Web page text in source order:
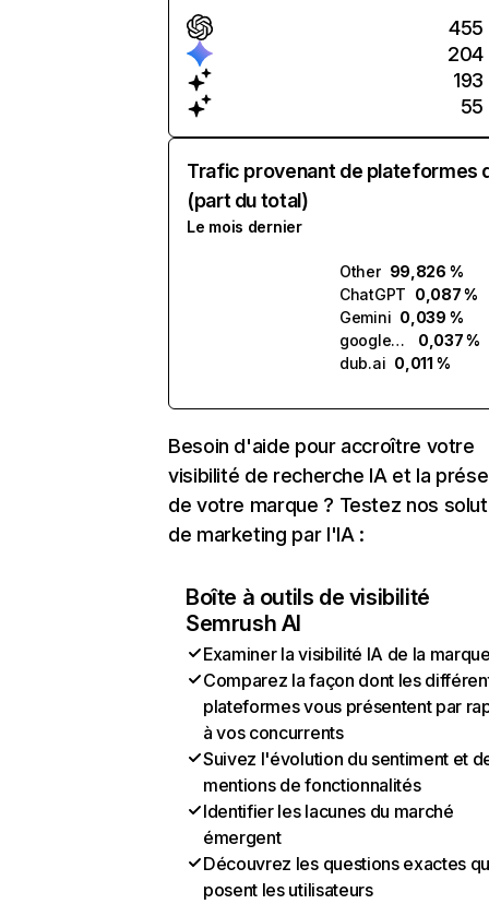
455
204
193
55
Trafic provenant de plateformes
(part du total)
Le mois dernier
Other 99,826 %
ChatGPT 0,087 %
Gemini 0,039 %
google.com.ai
0,037 %
dub.ai 0,011 %
Besoin d'aide pour accroître votre
visibilité de recherche IA et la
de votre marque ? Testez nos
de marketing par l'IA :
Boîte à outils de visibilité
Semrush AI
Examiner la visibilité IA de la
Comparez la façon dont les
plateformes vous présentent par
à vos concurrents
Suivez l'évolution du sentiment et
mentions de fonctionnalités
Identifier les lacunes du marché
émergent
Découvrez les questions exactes
posent les utilisateurs